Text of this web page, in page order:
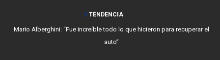
TENDENCIA
Mario Alberghini: “Fue increíble todo lo que hicieron para recuperar el
auto”